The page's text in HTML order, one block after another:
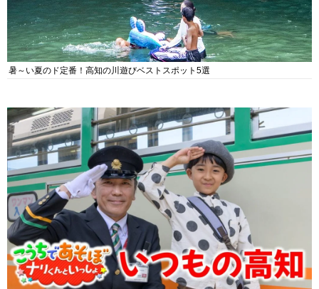
暑～い夏のド定番！高知の川遊びベストスポット5選